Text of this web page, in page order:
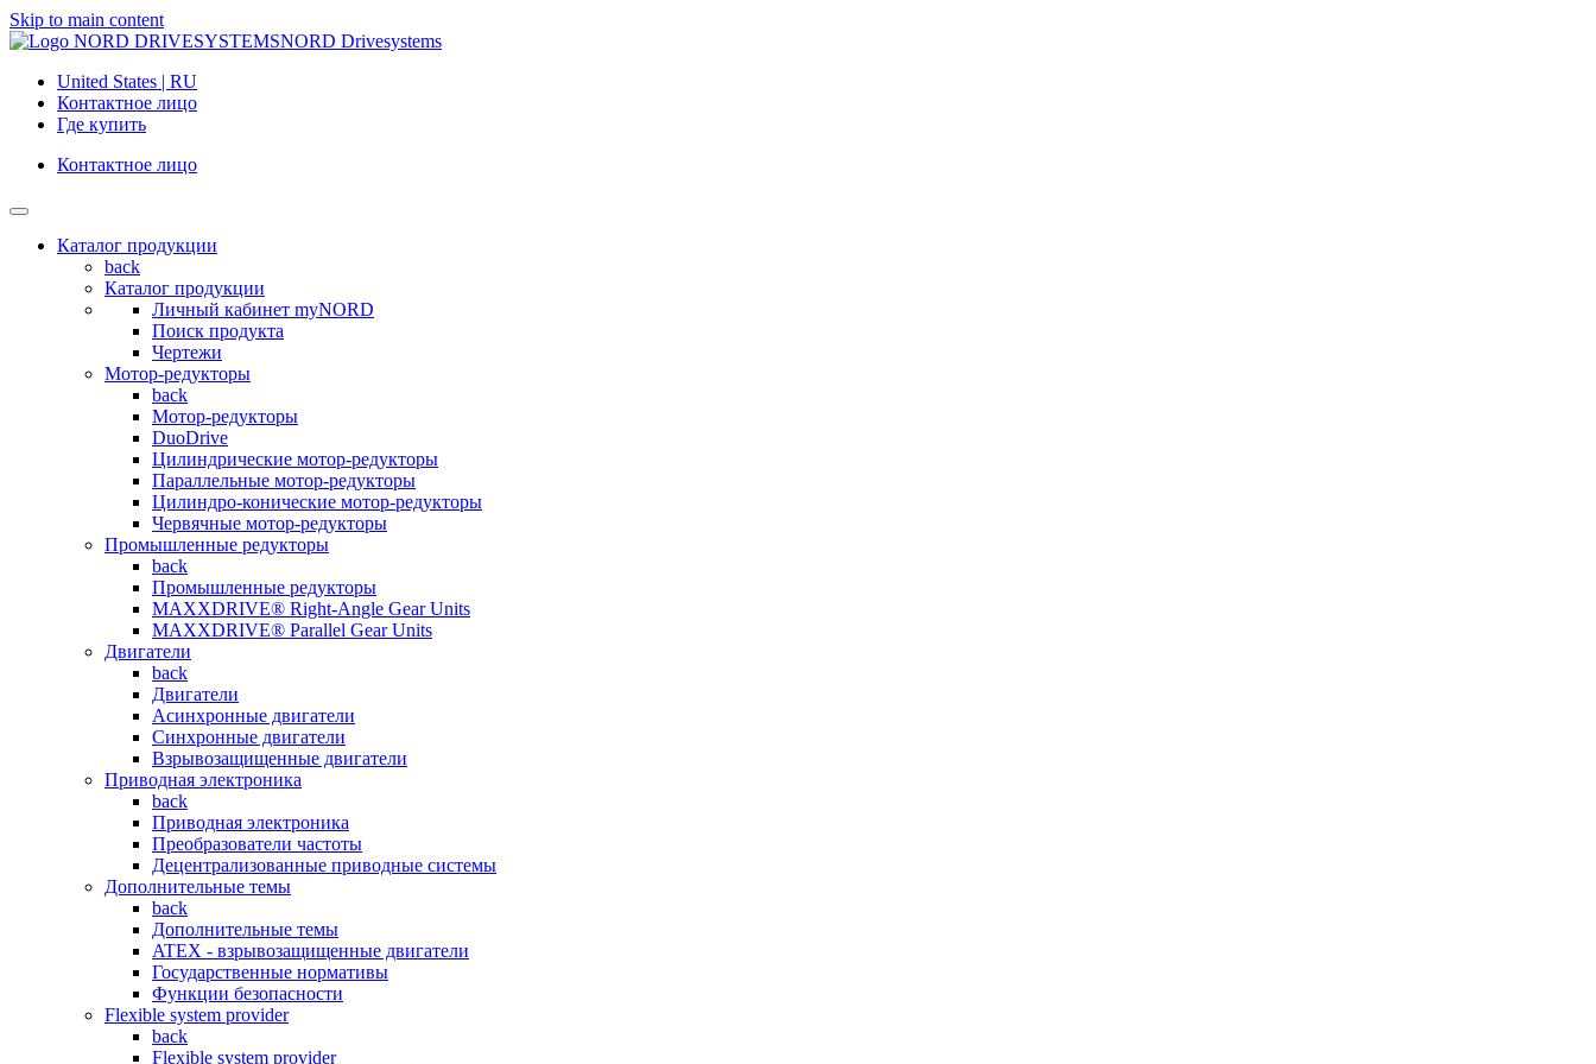
Skip to main content
NORD Drivesystems
United States | RU
Контактное лицо
Где купить
Контактное лицо
Каталог продукции
back
Каталог продукции
Личный кабинет myNORD
Поиск продукта
Чертежи
Мотор-редукторы
back
Мотор-редукторы
DuoDrive
Цилиндрические мотор-редукторы
Параллельные мотор-редукторы
Цилиндро-конические мотор-редукторы
Червячные мотор-редукторы
Промышленные редукторы
back
Промышленные редукторы
MAXXDRIVE® Right-Angle Gear Units
MAXXDRIVE® Parallel Gear Units
Двигатели
back
Двигатели
Асинхронные двигатели
Синхронные двигатели
Взрывозащищенные двигатели
Приводная электроника
back
Приводная электроника
Преобразователи частоты
Децентрализованные приводные системы
Дополнительные темы
back
Дополнительные темы
ATEX - взрывозащищенные двигатели
Государственные нормативы
Функции безопасности
Flexible system provider
back
Flexible system provider